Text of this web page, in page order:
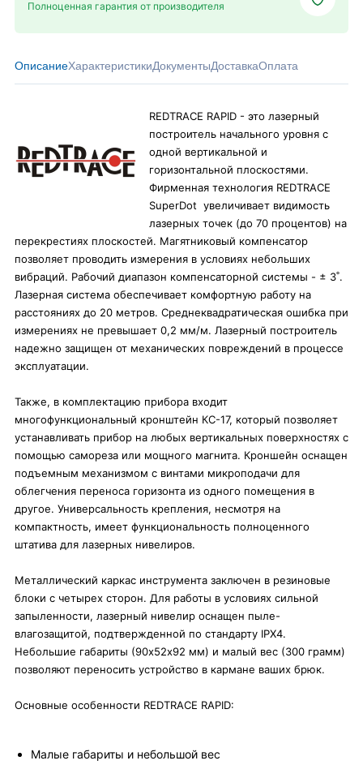
Полноценная гарантия от производителя
ОписаниеХарактеристикиДокументыДоставкаОплата
REDTRACE RAPID - это лазерный
построитель начального уровня с
одной вертикальной и
горизонтальной плоскостями.
Фирменная технология REDTRACE
SuperDot увеличивает видимость
лазерных точек (до 70 процентов) на
перекрестиях плоскостей. Магятниковый компенсатор
позволяет проводить измерения в условиях небольших
вибраций. Рабочий диапазон компенсаторной системы - ± 3˚.
Лазерная система обеспечивает комфортную работу на
расстояниях до 20 метров. Среднеквадратическая ошибка при
измерениях не превышает 0,2 мм/м. Лазерный построитель
надежно защищен от механических повреждений в процессе
эксплуатации.
Также, в комплектацию прибора входит
многофункциональный кронштейн КС-17, который позволяет
устанавливать прибор на любых вертикальных поверхностях с
помощью самореза или мощного магнита. Кроншейн оснащен
подъемным механизмом с винтами микроподачи для
облегчения переноса горизонта из одного помещения в
другое. Универсальность крепления, несмотря на
компактность, имеет функциональность полноценного
штатива для лазерных нивелиров.
Металлический каркас инструмента заключен в резиновые
блоки с четырех сторон. Для работы в условиях сильной
запыленности, лазерный нивелир оснащен пыле-
влагозащитой, подтвержденной по стандарту IPX4.
Небольшие габариты (90х52х92 мм) и малый вес (300 грамм)
позволяют переносить устройство в кармане ваших брюк.
Основные особенности REDTRACE RAPID:
Малые габариты и небольшой вес